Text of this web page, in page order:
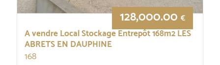
A vendre Local Stockage Entrepôt 168m2 LES
ABRETS EN DAUPHINE
128,000.00€
168